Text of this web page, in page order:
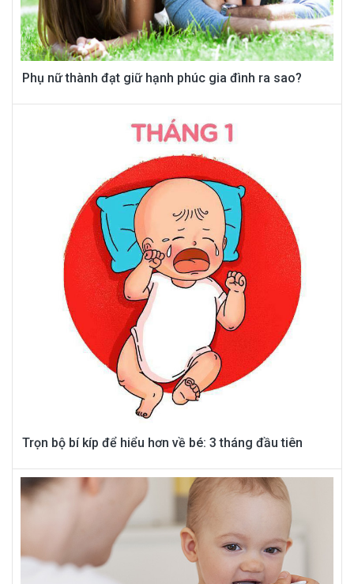
Phụ nữ thành đạt giữ hạnh phúc gia đình ra sao?
Trọn bộ bí kíp để hiểu hơn về bé: 3 tháng đầu tiên